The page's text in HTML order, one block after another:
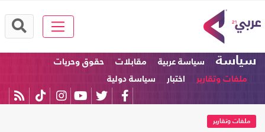
سياسة سياسة عربية مقابلات
حقوق وحريات
ملفات وتقارير
اختبار سياسة دولية
ملفات وتقارير